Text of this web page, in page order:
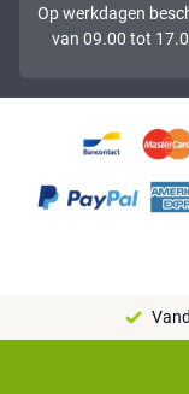
Op werkdagen
van 09.00 tot